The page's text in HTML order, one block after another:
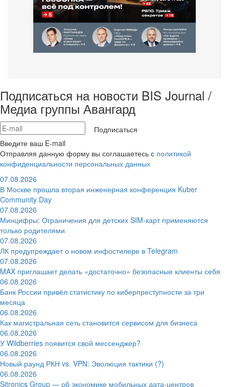
Подписаться на новости BIS Journal /
Медиа группы Авангард
Подписаться
Введите ваш E-mail
Отправляя данную форму вы соглашаетесь с политикой
конфиденциальности персональных данных
07.08.2026
В Москве прошла вторая инженерная конференция Kuber
Community Day
07.08.2026
Минцифры: Ограничения для детских SIM-карт применяются
только родителями
07.08.2026
ЛК предупреждает о новом инфостилере в Telegram
07.08.2026
MAX приглашает делать «достаточно» безопасные клиенты себя
06.08.2026
Банк России привёл статистику по киберпреступности за три
месяца
06.08.2026
Как магистральная сеть становится сервисом для бизнеса
06.08.2026
У Wildberries появится свой мессенджер?
06.08.2026
Новый раунд РКН vs. VPN: Эволюция тактики (?)
06.08.2026
Sitronics Group — об экономике мобильных дата-центров